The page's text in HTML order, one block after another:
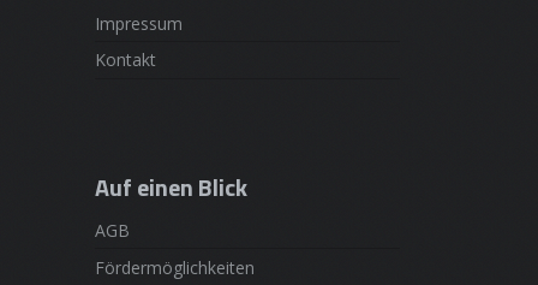
Impressum
Kontakt
Auf einen Blick
AGB
Fördermöglichkeiten